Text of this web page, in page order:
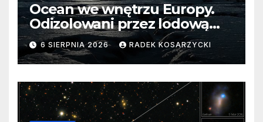
Ocean we wnętrzu Europy.
Odizolowani przez lodową
barierę
6 SIERPNIA 2026 RADEK KOSARZYCKI